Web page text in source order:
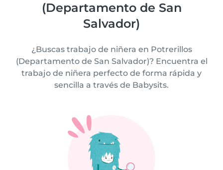
(Departamento de San
Salvador)
¿Buscas trabajo de niñera en Potrerillos
(Departamento de San Salvador)? Encuentra el
trabajo de niñera perfecto de forma rápida y
sencilla a través de Babysits.